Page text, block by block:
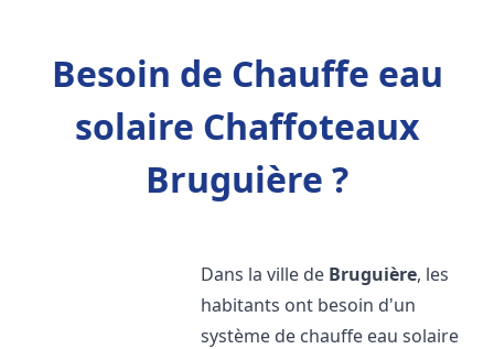
Besoin de Chauffe eau
solaire Chaffoteaux
Bruguière ?
Dans la ville de Bruguière, les
habitants ont besoin d'un
système de chauffe eau solaire